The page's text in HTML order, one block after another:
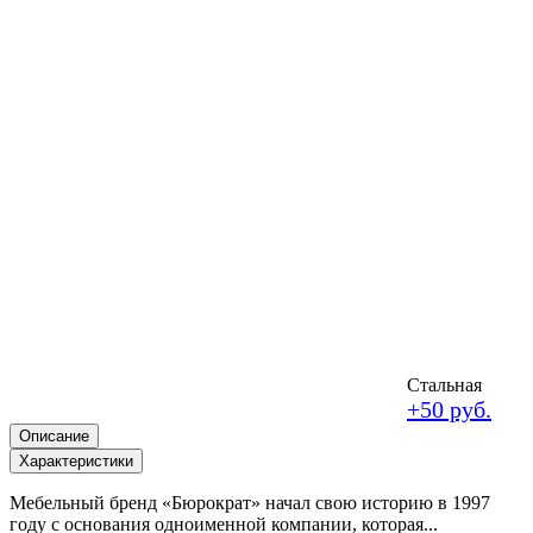
Стальная
+50 руб.
Описание
Характеристики
Мебельный бренд «Бюрократ» начал свою историю в 1997
году с основания одноименной компании, которая...